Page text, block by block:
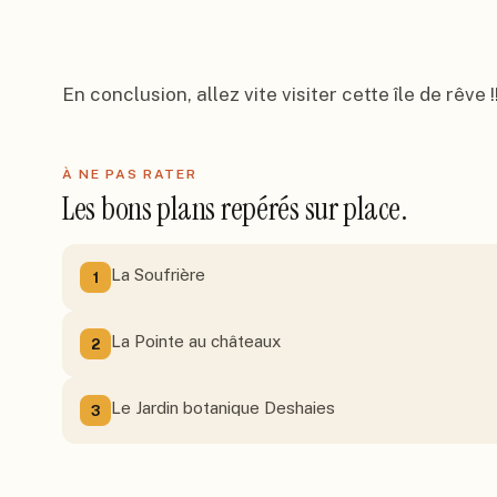
En conclusion, allez vite visiter cette île de rêve
À NE PAS RATER
Les bons plans repérés sur place.
1 La Soufrière
2 La Pointe au châteaux
3 Le Jardin botanique Deshaies